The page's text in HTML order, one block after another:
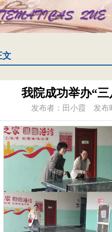
文
我院成功举办“
发布者：田小霞 发布